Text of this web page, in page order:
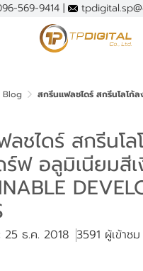
569-9414 |
Blog สกรีนแฟลชไดร์ สกรีนโลโก้ลงบนแฟลชไดร์ฟ อลูมิเนียมสีเงิน ล
ชไดร์ สกรีนโ
ฟ อลูมิเนียมสี
ธ.ค. 2018 3591 ผู้เข้าชม